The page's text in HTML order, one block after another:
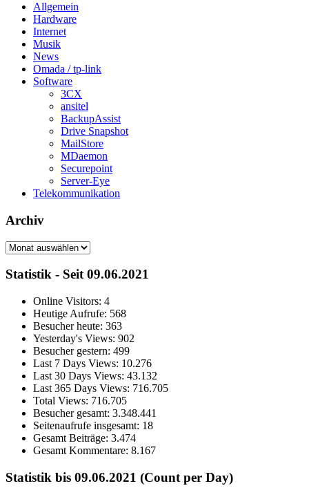
Allgemein
Hardware
Internet
Musik
News
Omada / tp-link
Software
3CX
ansitel
BackupAssist
Drive Snapshot
MailStore
MDaemon
Securepoint
Server-Eye
Telekommunikation
Archiv
Archiv
Statistik - Seit 09.06.2021
Online Visitors: 4
Heutige Aufrufe: 568
Besucher heute: 363
Yesterday's Views: 902
Besucher gestern: 499
Last 7 Days Views: 10.276
Last 30 Days Views: 43.132
Last 365 Days Views: 716.705
Total Views: 716.705
Besucher gesamt: 3.348.441
Seitenaufrufe insgesamt: 18
Gesamt Beiträge: 3.474
Gesamt Kommentare: 8.167
Statistik bis 09.06.2021 (Count per Day)